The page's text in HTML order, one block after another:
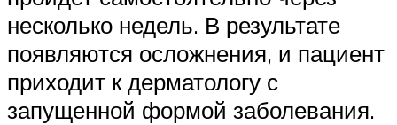
несколько недель. В результате
появляются осложнения, и пациент
приходит к дерматологу с
запущенной формой заболевания.